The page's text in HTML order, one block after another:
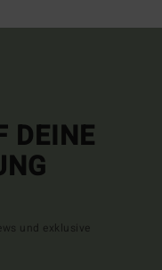
DEINE
und exklusive